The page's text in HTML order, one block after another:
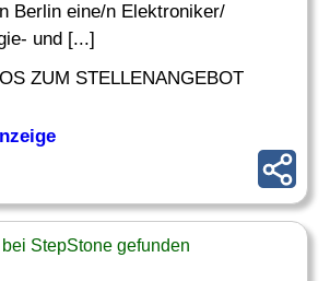
Berlin eine/n Elektroniker/
und [...]
ZUM STELLENANGEBOT
StepStone gefunden